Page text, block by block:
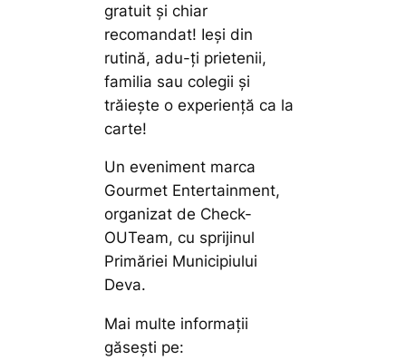
gratuit și chiar
recomandat! Ieși din
rutină, adu-ți prietenii,
familia sau colegii și
trăiește o experiență ca la
carte!
Un eveniment marca
Gourmet Entertainment,
organizat de Check-
OUTeam, cu sprijinul
Primăriei Municipiului
Deva.
Mai multe informații
găsești pe: